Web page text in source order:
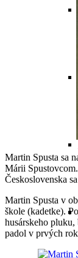
Martin Spusta sa
Márii
Československa
Martin Spusta v
škole (kadetke).
husárskeho
padol v prvých